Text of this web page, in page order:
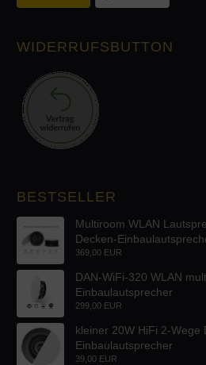
WIDERRUFSBUTTON
BESTSELLER
Multiroom WLAN
Decken-
369,00 EUR
DAN-WiFi-320 WLAN
Einbaulautsprecher
299,00 EUR
kleiner 20W HiFi 2-Wege
Einbaulautsprecher
39,00 EUR